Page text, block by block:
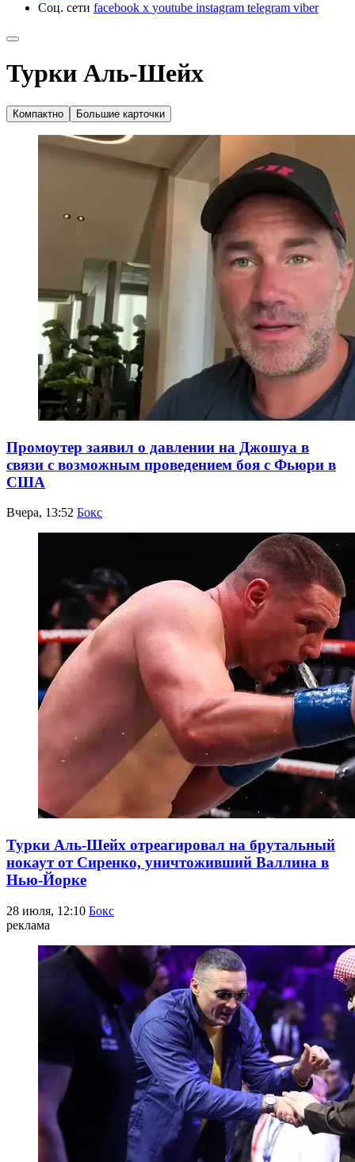
Соц. сети facebook x youtube instagram telegram viber
Турки Аль-Шейх
Компактно Большие карточки
Промоутер заявил о давлении на Джошуа в
связи с возможным проведением боя с Фьюри в
США
Вчера, 13:52 Бокс
Турки Аль-Шейх отреагировал на брутальный
нокаут от Сиренко, уничтоживший Валлина в
Нью-Йорке
28 июля, 12:10 Бокс
реклама